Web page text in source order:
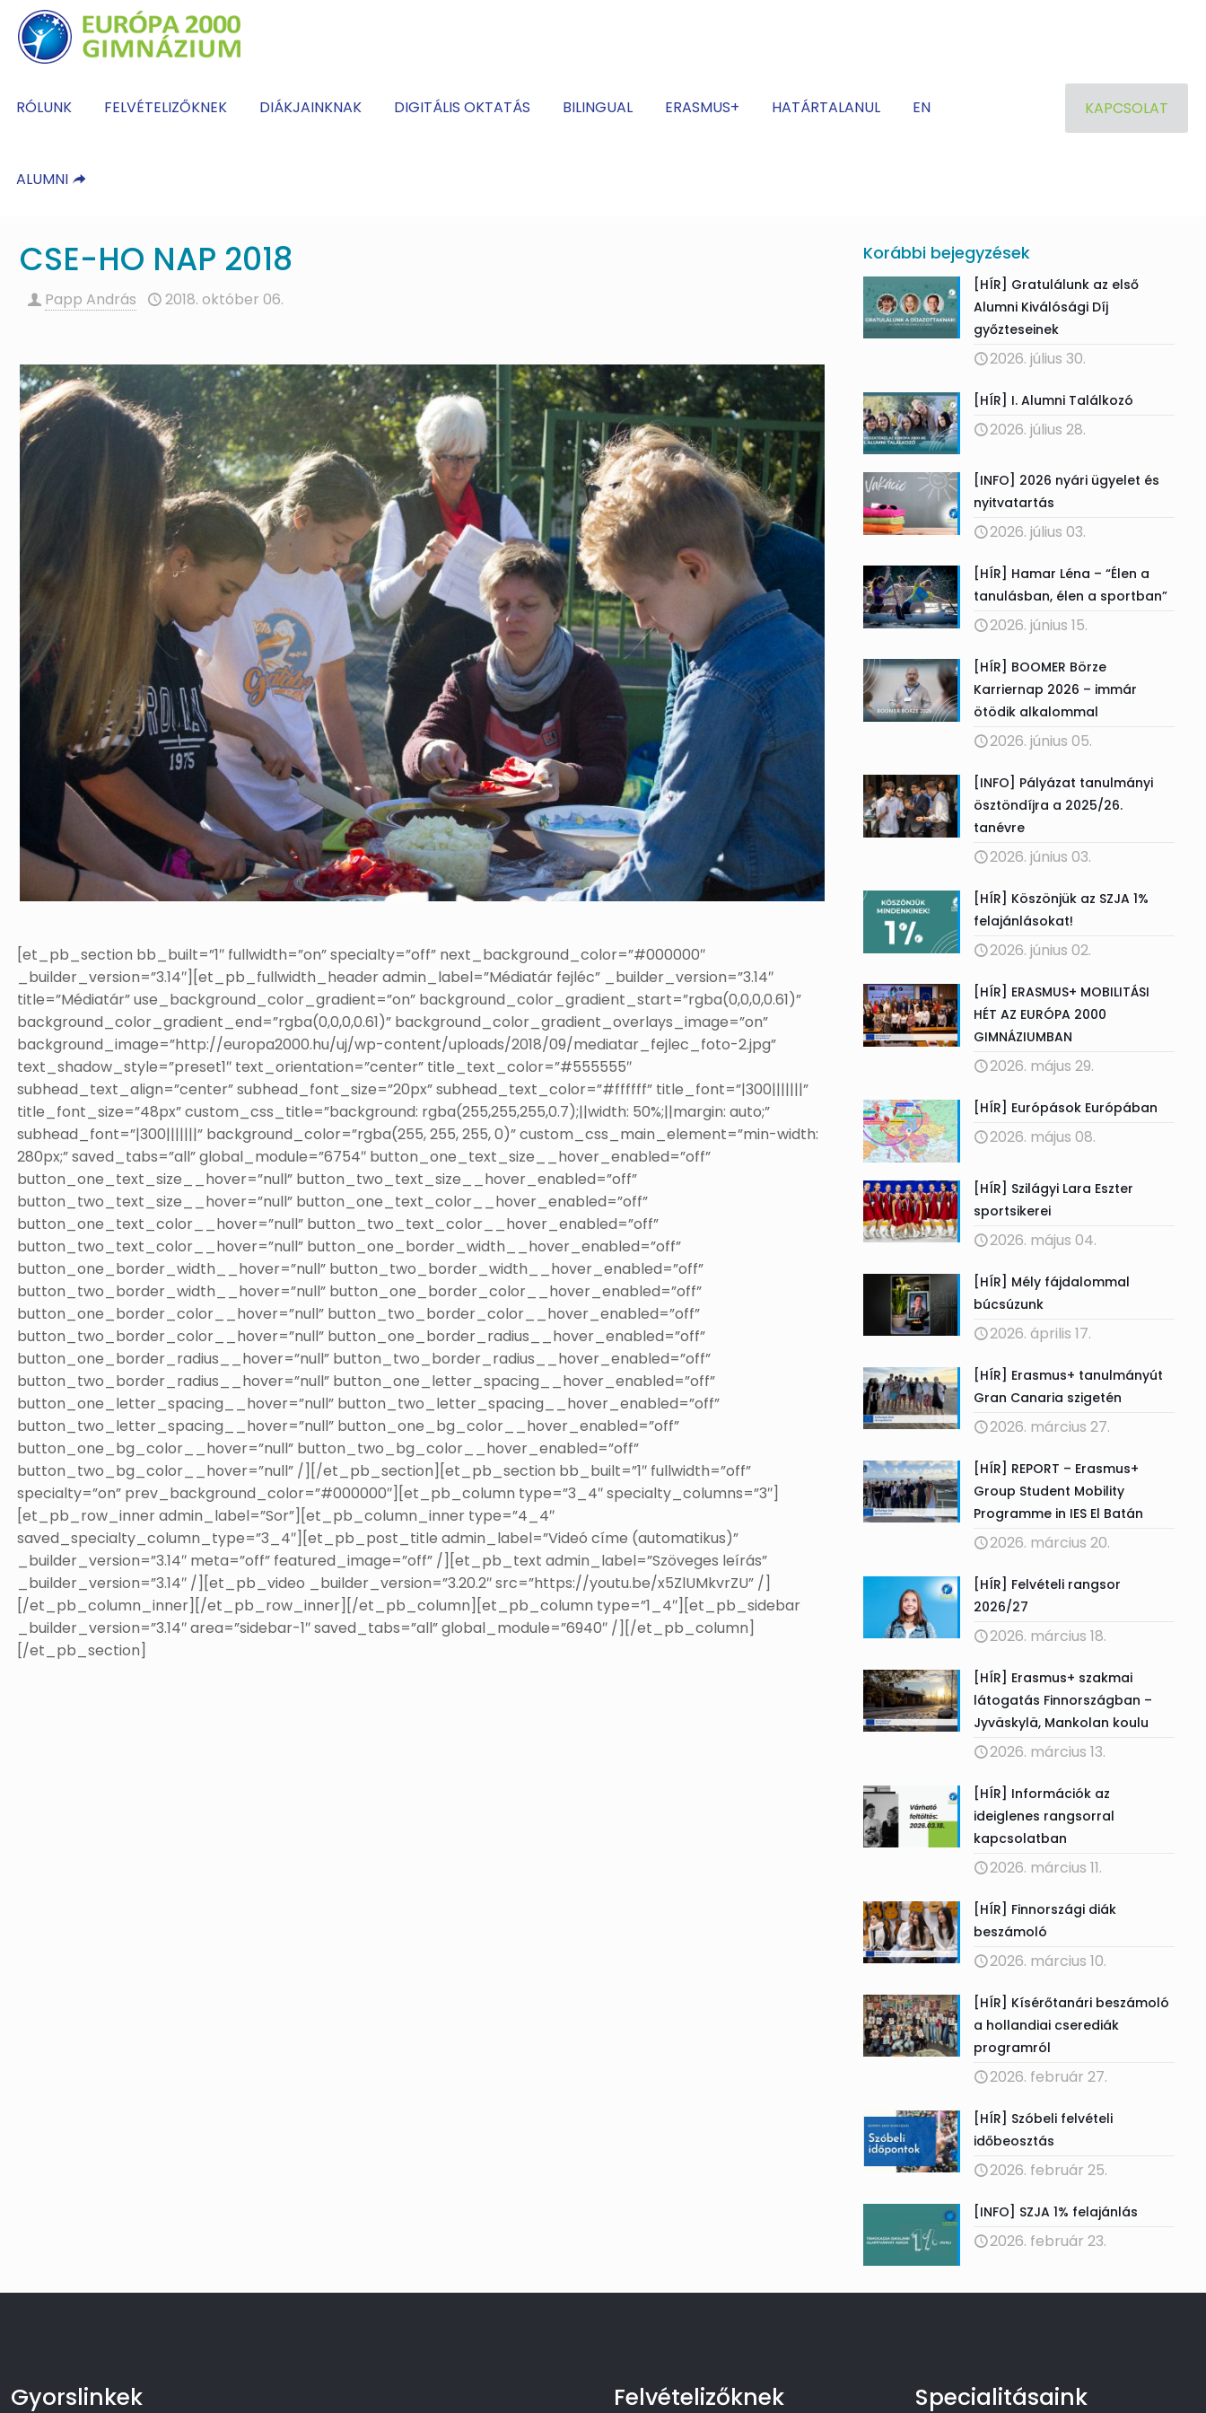
RÓLUNK FELVÉTELIZŐKNEK DIÁKJAINKNAK DIGITÁLIS OKTATÁS BILINGUAL ERASMUS+ HATÁRTALANUL EN
ALUMNI
KAPCSOLAT
CSE-HO NAP 2018
Papp András 2018. október 06.
[et_pb_section bb_built=”1″ fullwidth=”on” specialty=”off” next_background_color=”#000000″
_builder_version=”3.14″][et_pb_fullwidth_header admin_label=”Médiatár fejléc” _builder_version=”3.14″
title=”Médiatár” use_background_color_gradient=”on” background_color_gradient_start=”rgba(0,0,0,0.61)”
background_color_gradient_end=”rgba(0,0,0,0.61)” background_color_gradient_overlays_image=”on”
background_image=”http://europa2000.hu/uj/wp-content/uploads/2018/09/mediatar_fejlec_foto-2.jpg”
text_shadow_style=”preset1″ text_orientation=”center” title_text_color=”#555555″
subhead_text_align=”center” subhead_font_size=”20px” subhead_text_color=”#ffffff” title_font=”|300|||||||”
title_font_size=”48px” custom_css_title=”background: rgba(255,255,255,0.7);||width: 50%;||margin: auto;”
subhead_font=”|300|||||||” background_color=”rgba(255, 255, 255, 0)” custom_css_main_element=”min-width:
280px;” saved_tabs=”all” global_module=”6754″ button_one_text_size__hover_enabled=”off”
button_one_text_size__hover=”null” button_two_text_size__hover_enabled=”off”
button_two_text_size__hover=”null” button_one_text_color__hover_enabled=”off”
button_one_text_color__hover=”null” button_two_text_color__hover_enabled=”off”
button_two_text_color__hover=”null” button_one_border_width__hover_enabled=”off”
button_one_border_width__hover=”null” button_two_border_width__hover_enabled=”off”
button_two_border_width__hover=”null” button_one_border_color__hover_enabled=”off”
button_one_border_color__hover=”null” button_two_border_color__hover_enabled=”off”
button_two_border_color__hover=”null” button_one_border_radius__hover_enabled=”off”
button_one_border_radius__hover=”null” button_two_border_radius__hover_enabled=”off”
button_two_border_radius__hover=”null” button_one_letter_spacing__hover_enabled=”off”
button_one_letter_spacing__hover=”null” button_two_letter_spacing__hover_enabled=”off”
button_two_letter_spacing__hover=”null” button_one_bg_color__hover_enabled=”off”
button_one_bg_color__hover=”null” button_two_bg_color__hover_enabled=”off”
button_two_bg_color__hover=”null” /][/et_pb_section][et_pb_section bb_built=”1″ fullwidth=”off”
specialty=”on” prev_background_color=”#000000″][et_pb_column type=”3_4″ specialty_columns=”3″]
[et_pb_row_inner admin_label=”Sor”][et_pb_column_inner type=”4_4″
saved_specialty_column_type=”3_4″][et_pb_post_title admin_label=”Videó címe (automatikus)”
_builder_version=”3.14″ meta=”off” featured_image=”off” /][et_pb_text admin_label=”Szöveges leírás”
_builder_version=”3.14″ /][et_pb_video _builder_version=”3.20.2″ src=”https://youtu.be/x5ZlUMkvrZU” /]
[/et_pb_column_inner][/et_pb_row_inner][/et_pb_column][et_pb_column type=”1_4″][et_pb_sidebar
_builder_version=”3.14″ area=”sidebar-1″ saved_tabs=”all” global_module=”6940″ /][/et_pb_column]
[/et_pb_section]
Korábbi bejegyzések
[HÍR] Gratulálunk az első
Alumni Kiválósági Díj
győzteseinek
2026. július 30.
[HÍR] I. Alumni Találkozó
2026. július 28.
[INFO] 2026 nyári ügyelet és
nyitvatartás
2026. július 03.
[HÍR] Hamar Léna – “Élen a
tanulásban, élen a sportban”
2026. június 15.
[HÍR] BOOMER Börze
Karriernap 2026 – immár
ötödik alkalommal
2026. június 05.
[INFO] Pályázat tanulmányi
ösztöndíjra a 2025/26.
tanévre
2026. június 03.
[HÍR] Köszönjük az SZJA 1%
felajánlásokat!
2026. június 02.
[HÍR] ERASMUS+ MOBILITÁSI
HÉT AZ EURÓPA 2000
GIMNÁZIUMBAN
2026. május 29.
[HÍR] Európások Európában
2026. május 08.
[HÍR] Szilágyi Lara Eszter
sportsikerei
2026. május 04.
[HÍR] Mély fájdalommal
búcsúzunk
2026. április 17.
[HÍR] Erasmus+ tanulmányút
Gran Canaria szigetén
2026. március 27.
[HÍR] REPORT – Erasmus+
Group Student Mobility
Programme in IES El Batán
2026. március 20.
[HÍR] Felvételi rangsor
2026/27
2026. március 18.
[HÍR] Erasmus+ szakmai
látogatás Finnországban –
Jyväskylä, Mankolan koulu
2026. március 13.
[HÍR] Információk az
ideiglenes rangsorral
kapcsolatban
2026. március 11.
[HÍR] Finnországi diák
beszámoló
2026. március 10.
[HÍR] Kísérőtanári beszámoló
a hollandiai cserediák
programról
2026. február 27.
[HÍR] Szóbeli felvételi
időbeosztás
2026. február 25.
[INFO] SZJA 1% felajánlás
2026. február 23.
Gyorslinkek Felvételizőknek Specialitásaink